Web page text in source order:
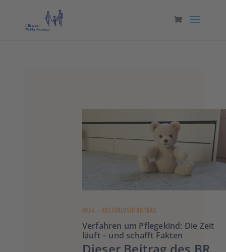
BR24 – KOSTENLOSER BEITRAG
Verfahren um Pflegekind: Die Zeit
läuft – und schafft Fakten